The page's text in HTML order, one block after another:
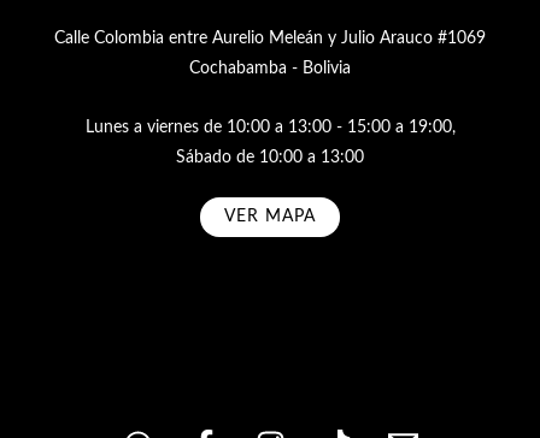
Calle Colombia entre Aurelio Meleán y Julio Arauco #1069
Cochabamba - Bolivia
Lunes a viernes de 10:00 a 13:00 - 15:00 a 19:00,
Sábado de 10:00 a 13:00
VER MAPA